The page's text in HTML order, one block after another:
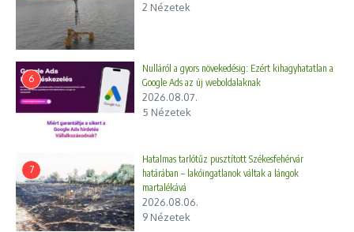
2 Nézetek
6
Nulláról a gyors növekedésig: Ezért kihagyhatatlan a
Google Ads az új weboldalaknak
2026.08.07.
5 Nézetek
7
Hatalmas tarlótűz pusztított Székesfehérvár
határában – lakóingatlanok váltak a lángok
martalékává
2026.08.06.
9 Nézetek